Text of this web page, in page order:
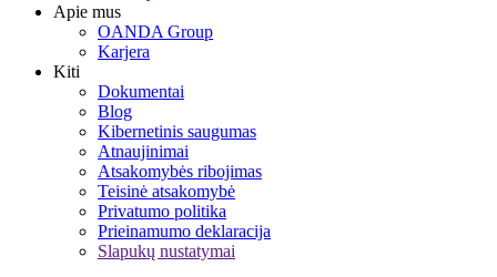
Apie mus
OANDA Group
Karjera
Kiti
Dokumentai
Blog
Kibernetinis saugumas
Atnaujinimai
Atsakomybės ribojimas
Teisinė atsakomybė
Privatumo politika
Prieinamumo deklaracija
Slapukų nustatymai